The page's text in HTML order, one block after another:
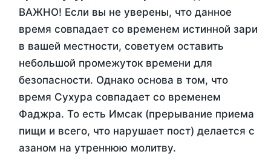
ВАЖНО! Если вы не уверены, что данное
время совпадает со временем истинной зари
в вашей местности, советуем оставить
небольшой промежуток времени для
безопасности. Однако основа в том, что
время Сухура совпадает со временем
Фаджра. То есть Имсак (прерывание приема
пищи и всего, что нарушает пост) делается с
азаном на утреннюю молитву.